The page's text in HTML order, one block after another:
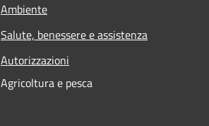
Ambiente
Salute, benessere e assistenza
Autorizzazioni
Agricoltura e pesca